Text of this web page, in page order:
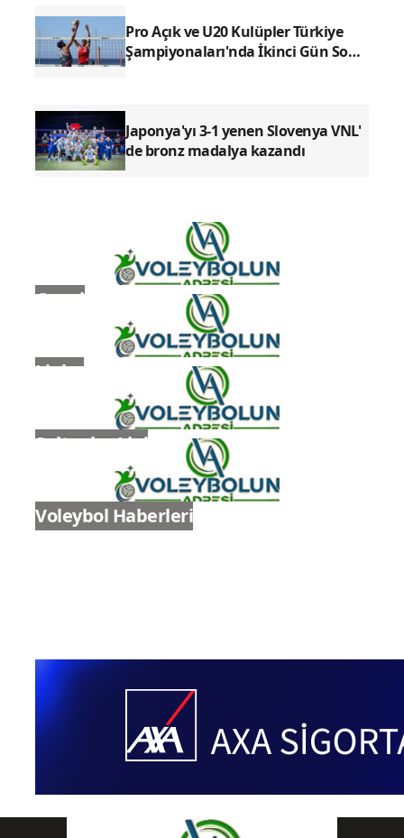
Pro Açık ve U20 Kulüpler Türkiye
Şampiyonaları'nda İkinci Gün Sona
Japonya'yı 3-1 yenen Slovenya VNL'
de bronz madalya kazandı
Genel
Ligler
Sultanlar Ligi
Voleybol Haberleri